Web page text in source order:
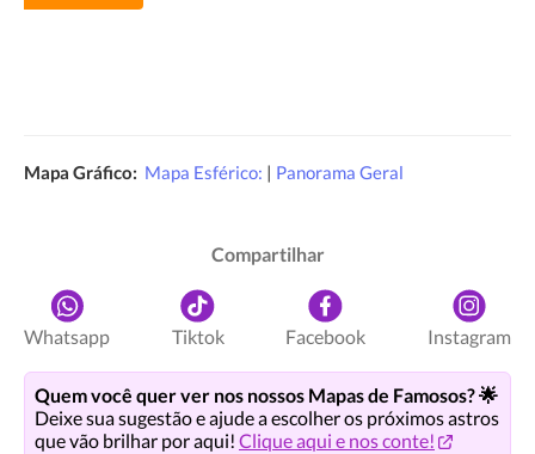
Mapa Gráfico: Mapa Esférico: | Panorama Geral
Compartilhar
Whatsapp Tiktok Facebook Instagram
Quem você quer ver nos nossos Mapas de Famosos? 🌟
Deixe sua sugestão e ajude a escolher os próximos astros
que vão brilhar por aqui! Clique aqui e nos conte!